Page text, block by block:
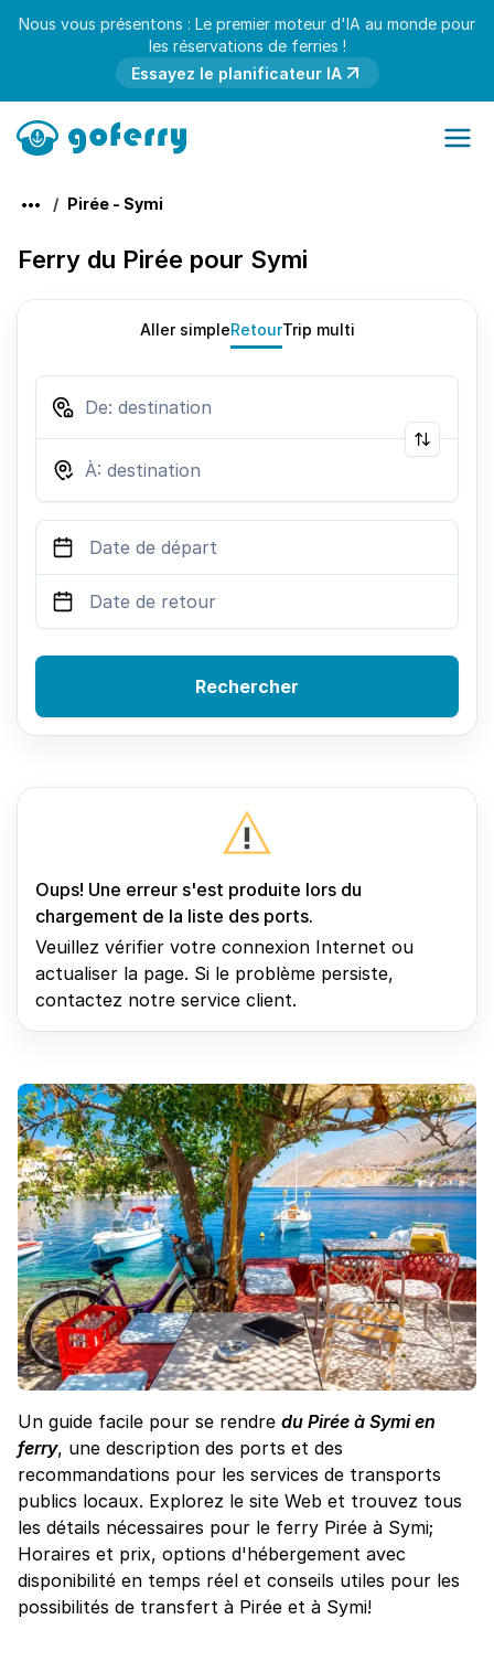
Nous vous présentons : Le premier moteur d'IA au monde pour
les réservations de ferries !
Essayez le planificateur IA
Pirée - Symi
Ferry du Pirée pour Symi
Un guide facile pour se rendre du Pirée à Symi en
ferry, une description des ports et des
recommandations pour les services de transports
publics locaux. Explorez le site Web et trouvez tous
les détails nécessaires pour le ferry Pirée à Symi;
Horaires et prix, options d'hébergement avec
disponibilité en temps réel et conseils utiles pour les
possibilités de transfert à Pirée et à Symi!
Aller simpleRetourTrip multi
Rechercher
Oups! Une erreur s'est produite lors du
chargement de la liste des ports.
Veuillez vérifier votre connexion Internet ou
actualiser la page. Si le problème persiste,
contactez notre service client.